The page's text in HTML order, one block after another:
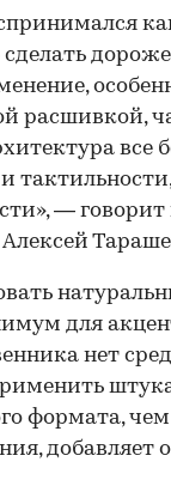
расшивкой,
все
—
для
нет
формата,
добавляет